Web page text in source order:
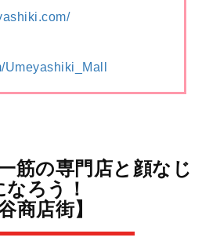
Umeyashiki_Mall
筋の専門店と顔なじ
なろう！
商店街】